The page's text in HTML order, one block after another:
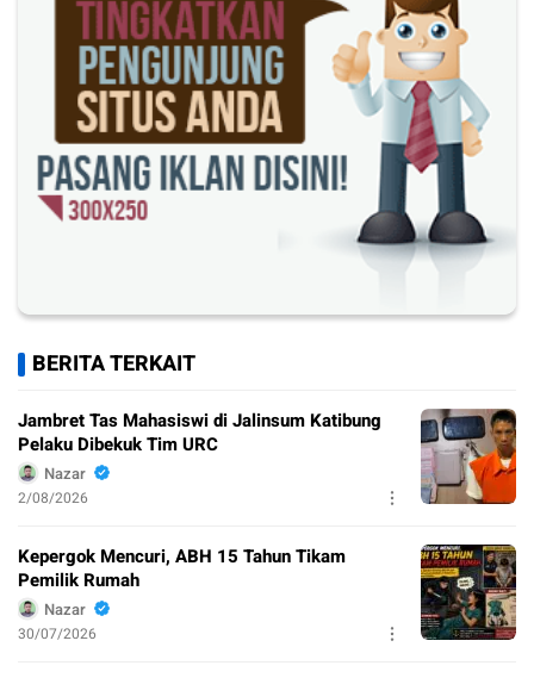
BERITA TERKAIT
Jambret Tas Mahasiswi di Jalinsum Katibung
Pelaku Dibekuk Tim URC
Nazar
2/08/2026
Kepergok Mencuri, ABH 15 Tahun Tikam
Pemilik Rumah
Nazar
30/07/2026